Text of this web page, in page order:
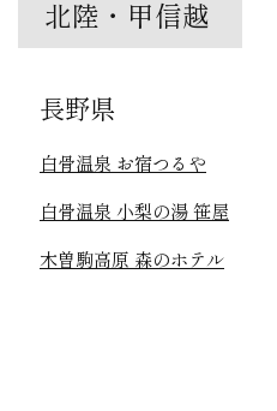
北陸・甲信越
長野県
白骨温泉 お宿つるや
白骨温泉 小梨の湯 笹屋
木曽駒高原 森のホテル